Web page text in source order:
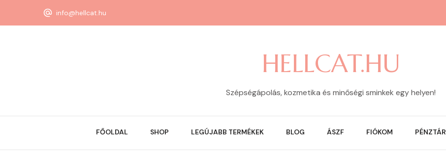
info@hellcat.hu
HELLCAT.HU
Szépségápolás, kozmetika és minőségi sminkek egy helyen!
FŐOLDAL SHOP LEGÚJABB TERMÉKEK BLOG ÁSZF FIÓKOM PÉNZTÁR